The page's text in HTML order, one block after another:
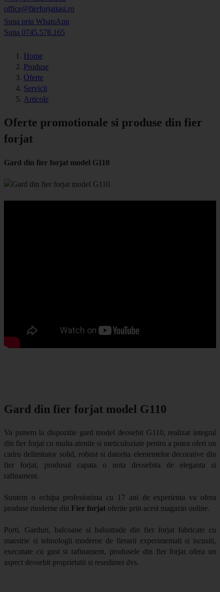
office@fierforjatiasi.ro
Suna prin WhatsApp
Suna 0745.578.165
Home
Produse
Oferte
Servicii
Articole
Oferte promotionale si produse din fier
forjat
Gard din fier forjat model G110
Gard din fier forjat model G110
Va punem la dispozitie gard model deosebit G110, realizat integral
din fier forjat cu multa atentie si meticuloziate pentru a putea oferi un
cadru delimitator solid, robust si datorita elementelor decorative din
fier forjat, produsul capata o nota deosebita de eleganta si
rafinament.
Suntem o echipa profesionista cu 17 ani de experienta va ofera
produse moderne din Fier forjat oferite prin acest magazin online.
Porti, Garduri, balcoane si balustrade din fier forjat fabricate cu
maestrie si tehnologii moderne de fierarii experimentati si iscusiti,
executate cu gust si rafinament, produsele din fier forjat ofera un
aspect deosebit proprietatii si resedintei dvs.